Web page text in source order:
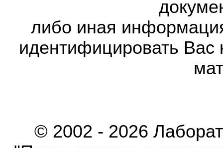
либо иная
идентифицировать Вас
© 2002 - 2026